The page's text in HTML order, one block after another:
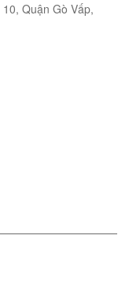
Quận Gò Vấp,